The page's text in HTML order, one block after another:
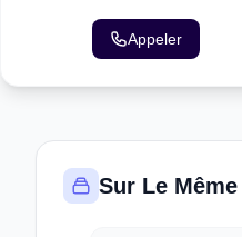
Appeler
Sur Le